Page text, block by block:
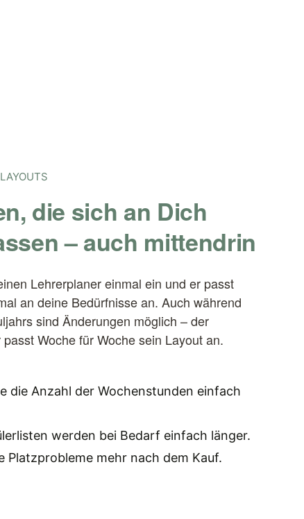
die sich an Dich
– auch mittendrin
Lehrerplaner einmal ein und er passt
an deine Bedürfnisse an. Auch während
sind Änderungen möglich – der
passt Woche für Woche sein Layout an.
die Anzahl der Wochenstunden einfach
werden bei Bedarf einfach länger.
Platzprobleme mehr nach dem Kauf.